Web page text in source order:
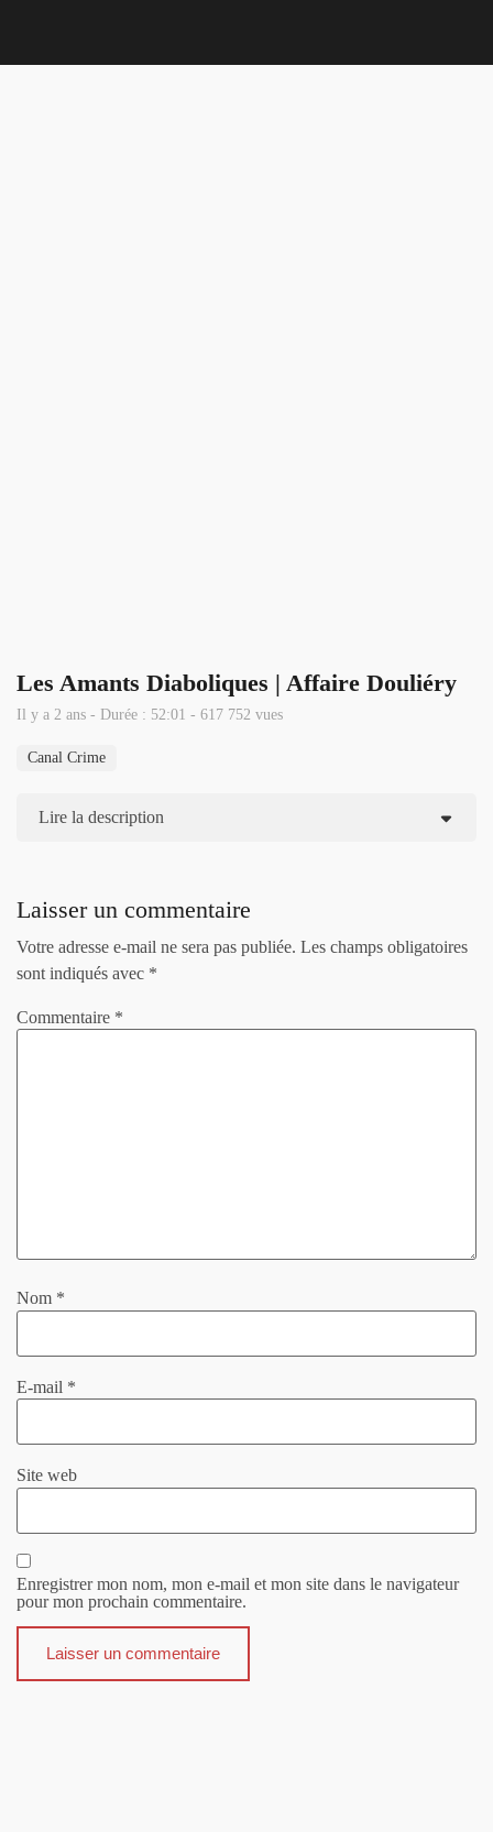
Les Amants Diaboliques | Affaire Douliéry
Il y a 2 ans - Durée : 52:01 - 617 752 vues
Canal Crime
Lire la description
Laisser un commentaire
Votre adresse e-mail ne sera pas publiée. Les champs obligatoires
sont indiqués avec *
Commentaire *
Nom *
E-mail *
Site web
Enregistrer mon nom, mon e-mail et mon site dans le navigateur
pour mon prochain commentaire.